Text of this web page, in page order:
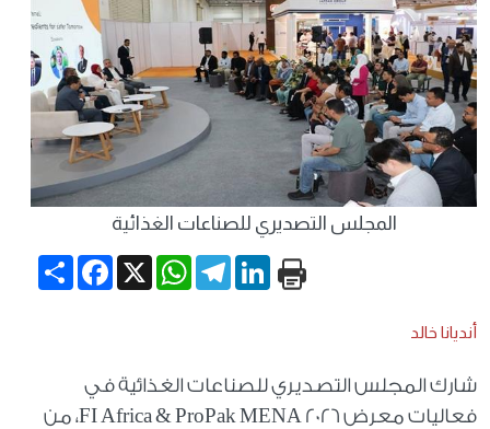
المجلس التصديري للصناعات الغذائية
Share
Facebook X
WhatsApp
TelegramLinkedIn
أنديانا خالد
شارك المجلس التصديري للصناعات الغذائية في
فعاليات معرض FI Africa & ProPak MENA 2026، من